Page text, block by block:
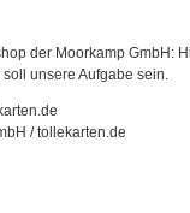
der Moorkamp GmbH:
unsere Aufgabe sein.
/ tollekarten.de